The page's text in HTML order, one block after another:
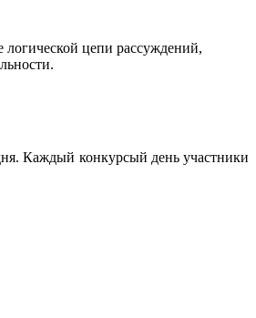
цепи рассуждений,
Каждый конкурсый день участники